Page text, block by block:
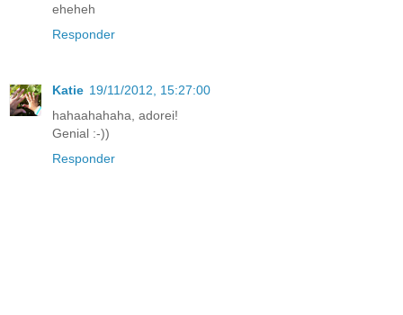
eheheh
Responder
Katie 19/11/2012, 15:27:00
hahaahahaha, adorei!
Genial :-))
Responder